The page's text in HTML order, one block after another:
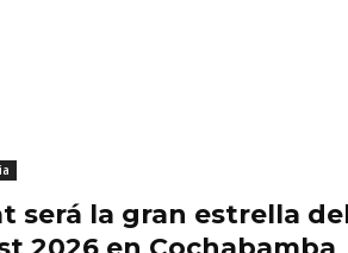
será la gran estrella